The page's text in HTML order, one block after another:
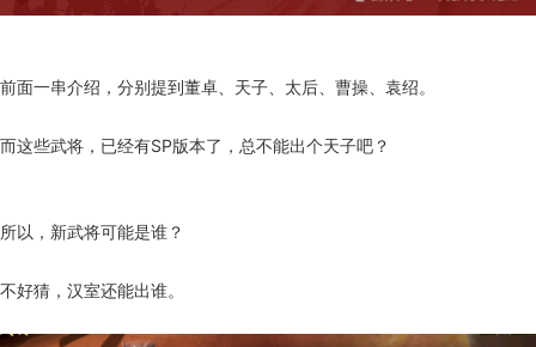
前面一串介绍，分别提到董卓、天子、太后、曹操、袁绍。
而这些武将，已经有SP版本了，总不能出个天子吧？
所以，新武将可能是谁？
不好猜，汉室还能出谁。